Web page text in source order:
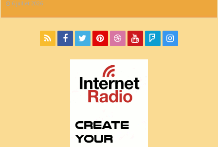
6 juillet 2026